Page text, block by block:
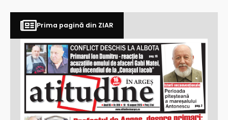
Prima pagină din ZIAR